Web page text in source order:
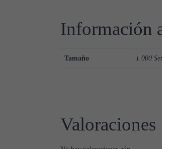
Información
Tamaño 1.000 Semillas
Valoraciones